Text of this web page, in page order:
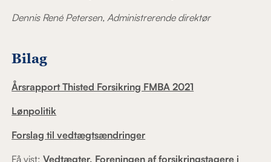
Dennis René Petersen, Administrerende direktør
Bilag
Årsrapport Thisted Forsikring FMBA 2021
Lønpolitik
Forslag til vedtægtsændringer
Få vist:Vedtægter, Foreningen af forsikringstagere i